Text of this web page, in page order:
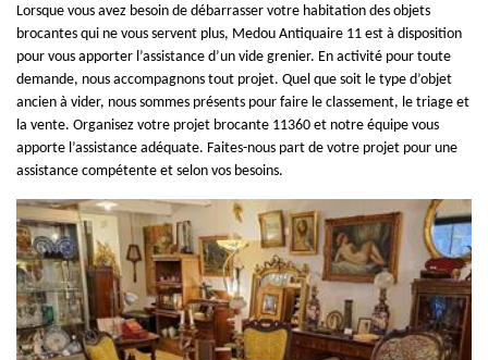
Lorsque vous avez besoin de débarrasser votre habitation des objets
brocantes qui ne vous servent plus, Medou Antiquaire 11 est à disposition
pour vous apporter l’assistance d’un vide grenier. En activité pour toute
demande, nous accompagnons tout projet. Quel que soit le type d’objet
ancien à vider, nous sommes présents pour faire le classement, le triage et
la vente. Organisez votre projet brocante 11360 et notre équipe vous
apporte l’assistance adéquate. Faites-nous part de votre projet pour une
assistance compétente et selon vos besoins.